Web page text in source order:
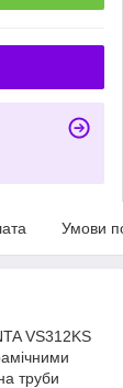
Умови
VS312KS
труби